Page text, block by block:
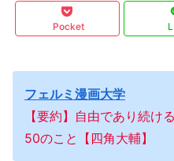
Pocket
フェルミ漫画大学
【要約】自由であり続け
50のこと【四角大輔】